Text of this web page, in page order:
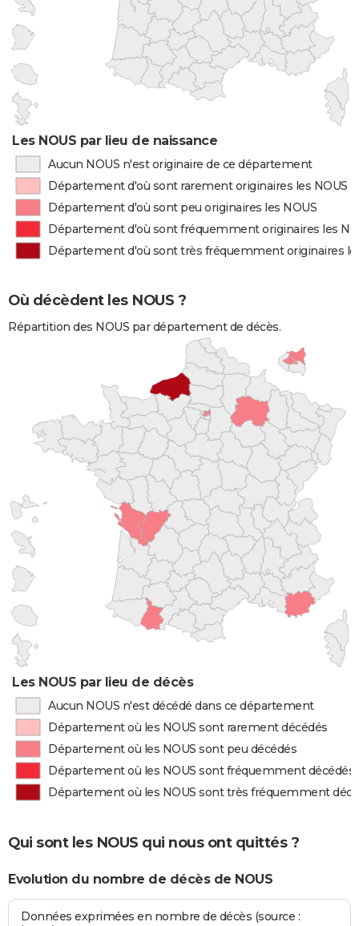
Les NOUS par lieu de naissance
Aucun NOUS n'est originaire de ce département
Département d'où sont rarement originaires les NOUS
Département d'où sont peu originaires les NOUS
Département d'où sont fréquemment originaires les
Département d'où sont très fréquemment originaires
Où décèdent les NOUS ?
Répartition des NOUS par département de décès.
Les NOUS par lieu de décès
Aucun NOUS n'est décédé dans ce département
Département où les NOUS sont rarement décédés
Département où les NOUS sont peu décédés
Département où les NOUS sont fréquemment décédés
Département où les NOUS sont très fréquemment
Qui sont les NOUS qui nous ont quittés ?
Evolution du nombre de décès de NOUS
Données exprimées en nombre de décès (source :